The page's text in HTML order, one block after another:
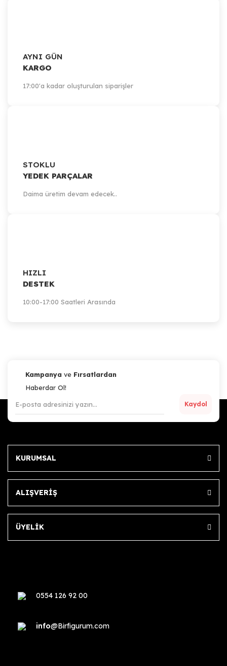
AYNI GÜN
KARGO
17:00'a kadar oluşturulan siparişler
STOKLU
YEDEK PARÇALAR
Daima üretim devam edecek..
HIZLI
DESTEK
10:00-17:00 Saatleri Arasında
Kampanya ve Fırsatlardan
Haberdar Ol!
Kaydol
KURUMSAL
ALIŞVERİŞ
ÜYELİK
0554 126 92 00
info@Birfigurum.com